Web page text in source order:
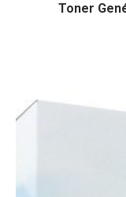
Toner